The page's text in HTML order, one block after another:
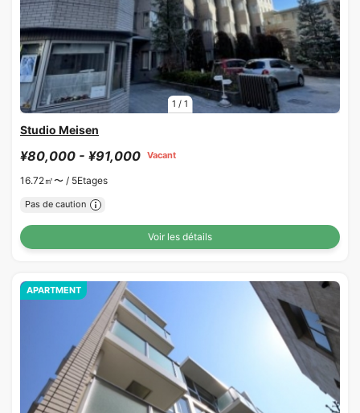
1 / 1
Studio Meisen
¥80,000 - ¥91,000 Vacant
16.72㎡〜 / 5Etages
Pas de caution
Voir les détails
APARTMENT